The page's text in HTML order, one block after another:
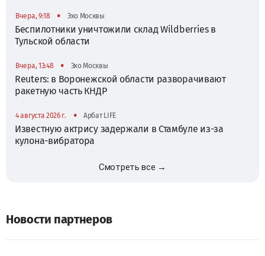
Вчера, 9:18 • Эхо Москвы
Беспилотники уничтожили склад Wildberries в
Тульской области
Вчера, 13:48 • Эхо Москвы
Reuters: в Воронежской области разворачивают
ракетную часть КНДР
4 августа 2026 г. • Арбат LIFE
Известную актрису задержали в Стамбуле из-за
кулона-вибратора
Смотреть все →
Новости партнеров